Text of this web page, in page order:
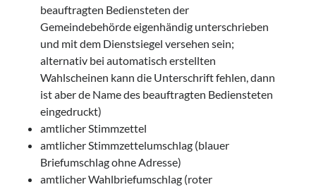
beauftragten Bediensteten der
Gemeindebehörde eigenhändig unterschrieben
und mit dem Dienstsiegel versehen sein;
alternativ bei automatisch erstellten
Wahlscheinen kann die Unterschrift fehlen, dann
ist aber de Name des beauftragten Bediensteten
eingedruckt)
amtlicher Stimmzettel
amtlicher Stimmzettelumschlag (blauer
Briefumschlag ohne Adresse)
amtlicher Wahlbriefumschlag (roter